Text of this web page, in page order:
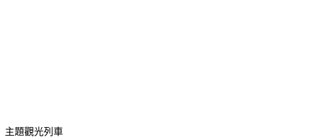
主題觀光列車